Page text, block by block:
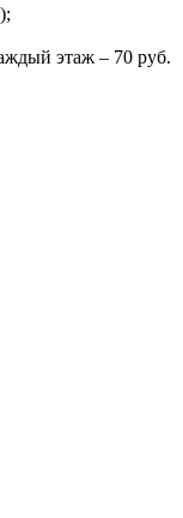
этаж – 70 руб.